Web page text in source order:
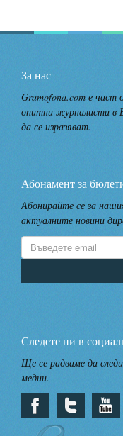
За нас
Gramofona.com е част
опитни журналисти в
да се изразяват.
Абонамент за
Абонирайте се за
актуалните новини
Следете ни в
Ще се радваме да
медии.